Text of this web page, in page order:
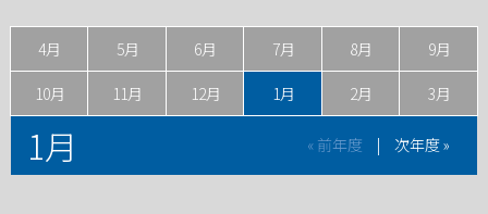
4月 5月 6月 7月 8月 9月
10月 11月 12月 1月 2月 3月
1月 « 前年度 | 次年度 »